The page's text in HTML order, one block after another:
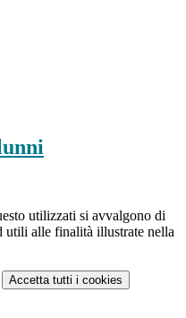
utilizzati si avvalgono di
utili alle finalità illustrate nella
Accetta tutti i cookies